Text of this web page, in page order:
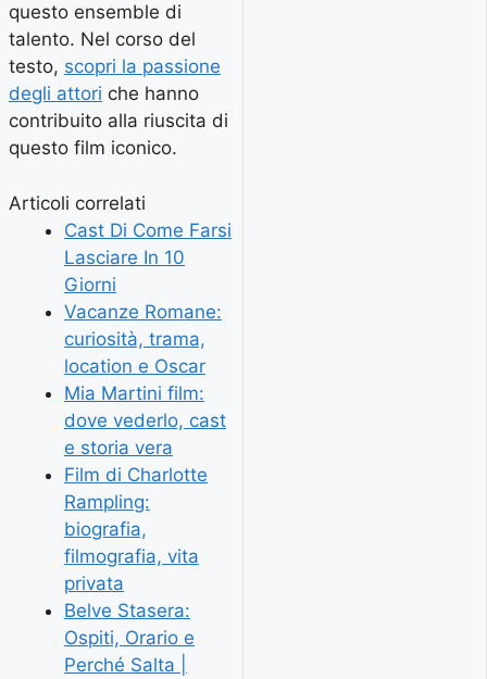
questo ensemble di
talento. Nel corso del
testo, scopri la passione
degli attori che hanno
contribuito alla riuscita di
questo film iconico.
Articoli correlati
Cast Di Come Farsi
Lasciare In 10
Giorni
Vacanze Romane:
curiosità, trama,
location e Oscar
Mia Martini film:
dove vederlo, cast
e storia vera
Film di Charlotte
Rampling:
biografia,
filmografia, vita
privata
Belve Stasera:
Ospiti, Orario e
Perché Salta |